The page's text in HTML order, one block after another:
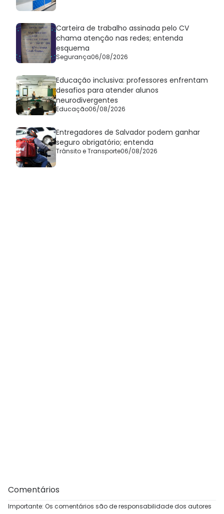
Carteira de trabalho assinada pelo CV
chama atenção nas redes; entenda
esquema
Segurança06/08/2026
Educação inclusiva: professores enfrentam
desafios para atender alunos
neurodivergentes
Educação06/08/2026
Entregadores de Salvador podem ganhar
seguro obrigatório; entenda
Trânsito e Transporte06/08/2026
Comentários
Importante: Os comentários são de responsabilidade dos autores